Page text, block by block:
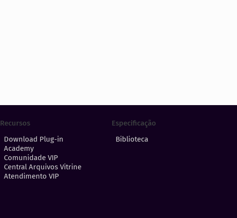
Recursos
Download Plug-in
Academy
Comunidade VIP
Central Arquivos Vitrine
Atendimento VIP
Especificação
Biblioteca